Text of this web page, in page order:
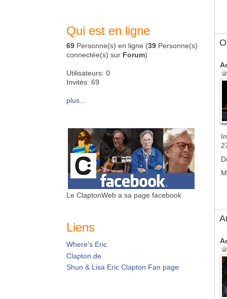
Qui est en ligne
69 Personne(s) en ligne (39 Personne(s)
connectée(s) sur Forum)
Utilisateurs: 0
Invités: 69
plus...
Le ClaptonWeb a sa page facebook
Liens
Where's Eric
Clapton.de
Shun & Lisa Eric Clapton Fan page